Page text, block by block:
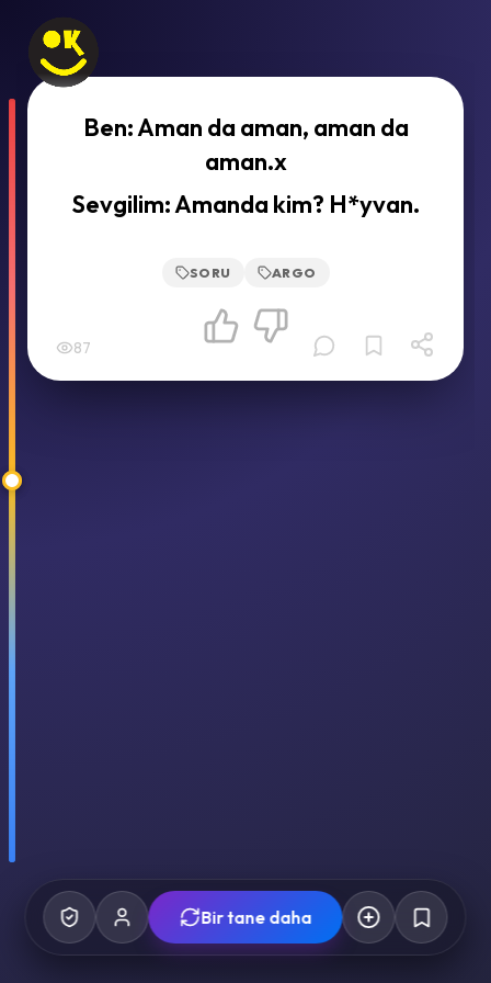
Ben: Aman da aman, aman da
aman.x
Sevgilim: Amanda kim? H*yvan.
SORU ARGO
87
Bir tane daha